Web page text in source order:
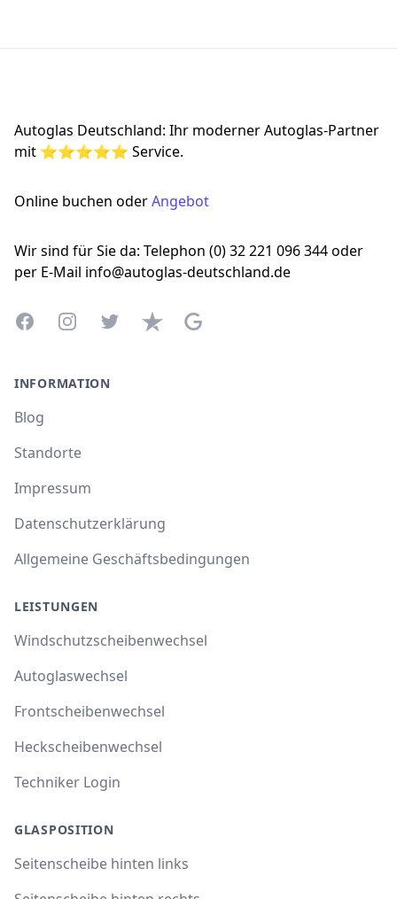
Autoglas Deutschland: Ihr moderner Autoglas-Partner
mit ⭐⭐⭐⭐⭐ Service.
Online buchen oderAngebot
Wir sind für Sie da: Telephon (0) 32 221 096 344 oder
per E-Mail info@autoglas-deutschland.de
FacebookInstagramTwitterTrustpilotGoogle Business Profile
INFORMATION
Blog
Standorte
Impressum
Datenschutzerklärung
Allgemeine Geschäftsbedingungen
LEISTUNGEN
Windschutzscheibenwechsel
Autoglaswechsel
Frontscheibenwechsel
Heckscheibenwechsel
Techniker Login
GLASPOSITION
Seitenscheibe hinten links